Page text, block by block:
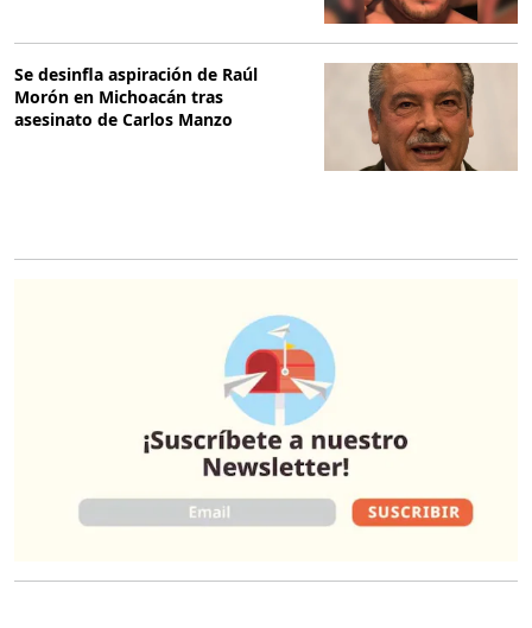
Se desinfla aspiración de Raúl
Morón en Michoacán tras
asesinato de Carlos Manzo